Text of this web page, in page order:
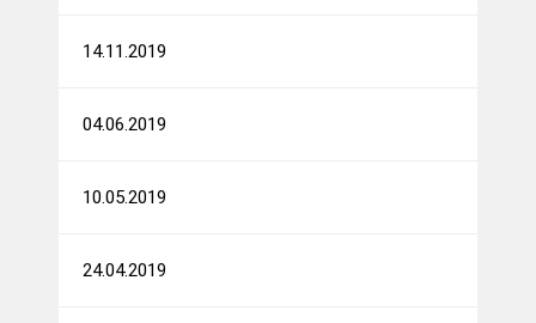
14.11.2019
04.06.2019
10.05.2019
24.04.2019